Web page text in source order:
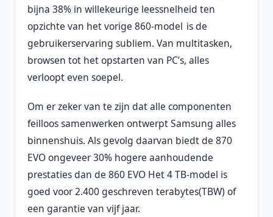
bijna 38% in willekeurige leessnelheid ten
opzichte van het vorige 860-model is de
gebruikerservaring subliem. Van multitasken,
browsen tot het opstarten van PC’s, alles
verloopt even soepel.
Om er zeker van te zijn dat alle componenten
feilloos samenwerken ontwerpt Samsung alles
binnenshuis. Als gevolg daarvan biedt de 870
EVO ongeveer 30% hogere aanhoudende
prestaties dan de 860 EVO Het 4 TB-model is
goed voor 2.400 geschreven terabytes(TBW) of
een garantie van vijf jaar.